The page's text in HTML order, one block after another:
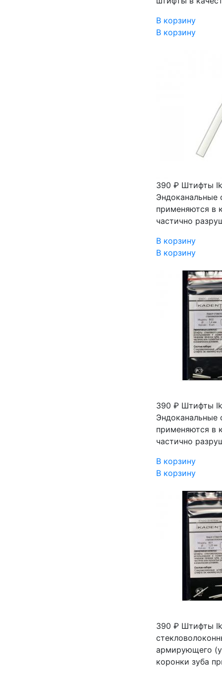
В корзину
В корзину
390 ₽ Штифты
Эндоканальные
применяются в
частично
В корзину
В корзину
390 ₽ Штифты
Эндоканальные
применяются в
частично
В корзину
В корзину
390 ₽ Штифты
армирующего
коронки зуба